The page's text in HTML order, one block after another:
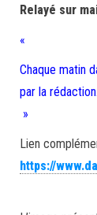
Relayé sur
«
Chaque matin
par la rédaction.
»
Lien
https://